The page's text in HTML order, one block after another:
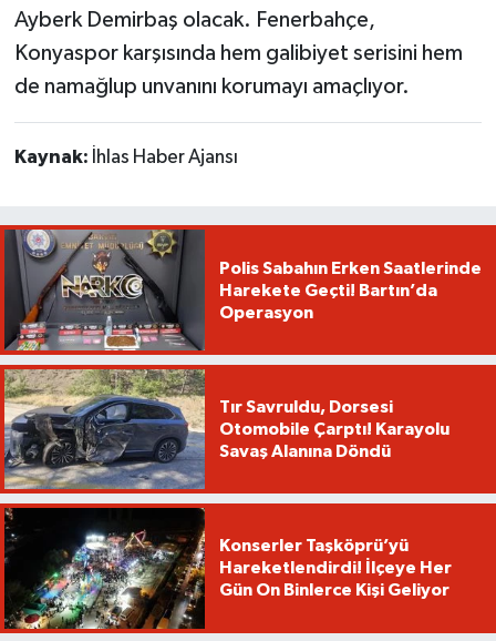
Ayberk Demirbaş olacak. Fenerbahçe,
Konyaspor karşısında hem galibiyet serisini hem
de namağlup unvanını korumayı amaçlıyor.
Kaynak: İhlas Haber Ajansı
Polis Sabahın Erken Saatlerinde
Harekete Geçti! Bartın’da
Operasyon
Tır Savruldu, Dorsesi
Otomobile Çarptı! Karayolu
Savaş Alanına Döndü
Konserler Taşköprü’yü
Hareketlendirdi! İlçeye Her
Gün On Binlerce Kişi Geliyor